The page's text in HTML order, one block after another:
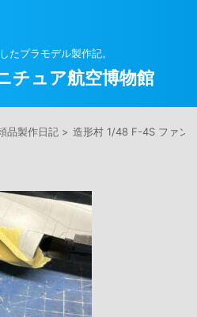
たプラモデル製作記。
チュア航空博物館
品製作日記 > 造形村 1/48 F-4S ファン